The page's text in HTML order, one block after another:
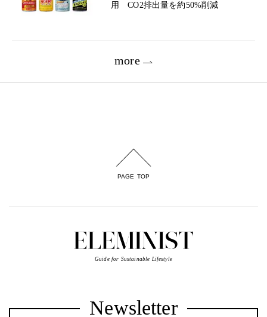
用 CO2排出量を約50%削減
more
PAGE TOP
Guide for Sustainable Lifestyle
Newsletter